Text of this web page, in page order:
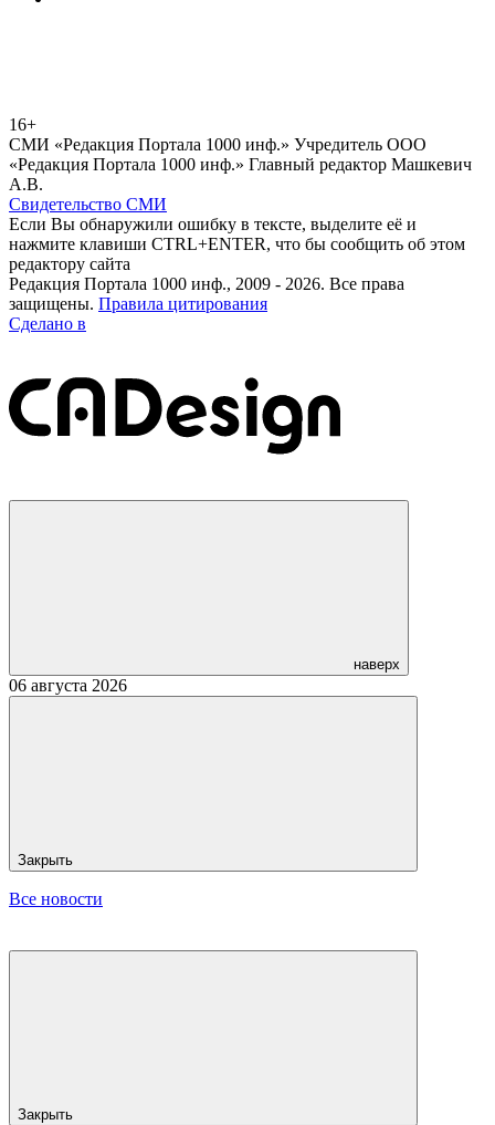
16+
СМИ «Редакция Портала 1000 инф.» Учредитель ООО
«Редакция Портала 1000 инф.» Главный редактор Машкевич
А.В.
Свидетельство СМИ
Если Вы обнаружили ошибку в тексте, выделите её и
нажмите клавиши CTRL+ENTER, что бы сообщить об этом
редактору сайта
Редакция Портала 1000 инф., 2009 - 2026. Все права
защищены. Правила цитирования
Сделано в
наверх
06 августа 2026
Закрыть
Все новости
Закрыть